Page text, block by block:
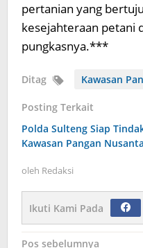
pertanian yang
kesejahteraan petani
pungkasnya.***
Ditag Kawasan
Posting Terkait
Polda Sulteng Siap
Kawasan Pangan
oleh Redaksi
Ikuti Kami Pada
Pos sebelumnya